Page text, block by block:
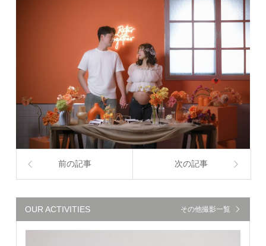
前の記事 次の記事
OUR ACTIVITIES その他撮影一覧